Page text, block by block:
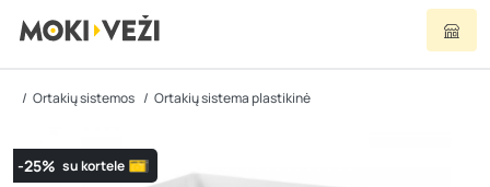
Ortakių sistemos Ortakių sistema plastikinė
-25% su kortele